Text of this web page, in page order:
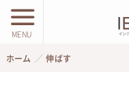
MENU
ホーム 伸ばす